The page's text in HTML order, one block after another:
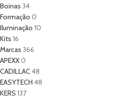
Boinas 34
Formação 0
Iluminação 10
Kits 16
Marcas 366
APEXX0
CADILLAC 48
EASYTECH 48
KERS 137